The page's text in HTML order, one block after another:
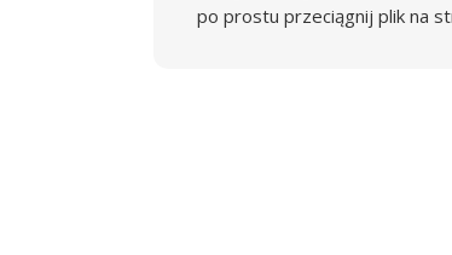
po prostu przeciągnij plik na